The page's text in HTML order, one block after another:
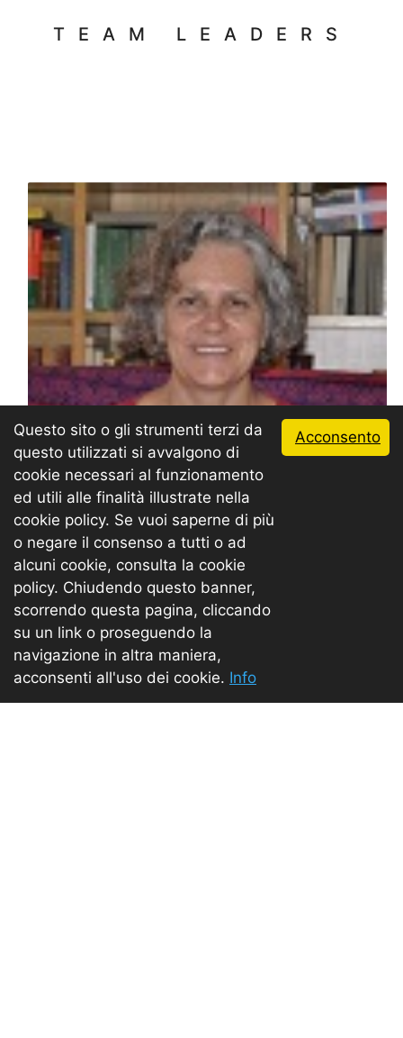
Questo sito o gli strumenti terzi da
questo utilizzati si avvalgono di
cookie necessari al funzionamento
ed utili alle finalità illustrate nella
cookie policy. Se vuoi saperne di più
o negare il consenso a tutti o ad
alcuni cookie, consulta la cookie
policy. Chiudendo questo banner,
scorrendo questa pagina, cliccando
su un link o proseguendo la
navigazione in altra maniera,
acconsenti all'uso dei cookie. Info
Acconsento
TEAM LEADERS
TEAM LEADER
ANNA BOGNOLO